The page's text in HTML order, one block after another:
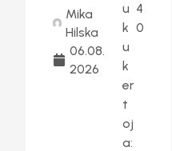
Mika
Hilska
06.08.
2026
u
k
u
k
er
t
oj
a:
4
0